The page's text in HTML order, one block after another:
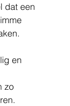
dat een
en
zo